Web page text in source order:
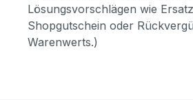
Lösungsvorschlägen wie
Shopgutschein oder
Warenwerts.)